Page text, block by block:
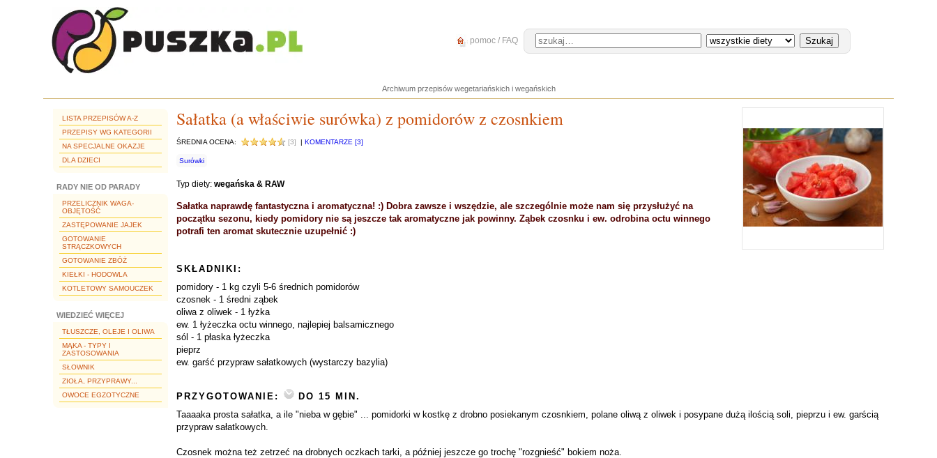
pomoc / FAQ
Archiwum przepisów wegetariańskich i wegańskich
LISTA PRZEPISÓW A-Z
PRZEPISY WG KATEGORII
NA SPECJALNE OKAZJE
DLA DZIECI
RADY NIE OD PARADY
PRZELICZNIK WAGA-
OBJĘTOŚĆ
ZASTĘPOWANIE JAJEK
GOTOWANIE
STRĄCZKOWYCH
GOTOWANIE ZBÓŻ
KIEŁKI - HODOWLA
KOTLETOWY SAMOUCZEK
WIEDZIEĆ WIĘCEJ
TŁUSZCZE, OLEJE I OLIWA
MĄKA - TYPY I
ZASTOSOWANIA
SŁOWNIK
ZIOŁA, PRZYPRAWY...
OWOCE EGZOTYCZNE
Sałatka (a właściwie surówka) z pomidorów z czosnkiem
ŚREDNIA OCENA: [3] | KOMENTARZE [3]
Surówki
Typ diety: wegańska & RAW
Sałatka naprawdę fantastyczna i aromatyczna! :) Dobra zawsze i wszędzie, ale szczególnie może nam się przysłużyć na
początku sezonu, kiedy pomidory nie są jeszcze tak aromatyczne jak powinny. Ząbek czosnku i ew. odrobina octu winnego
potrafi ten aromat skutecznie uzupełnić :)
SKŁADNIKI:
pomidory - 1 kg czyli 5-6 średnich pomidorów
czosnek - 1 średni ząbek
oliwa z oliwek - 1 łyżka
ew. 1 łyżeczka octu winnego, najlepiej balsamicznego
sól - 1 płaska łyżeczka
pieprz
ew. garść przypraw sałatkowych (wystarczy bazylia)
PRZYGOTOWANIE:
DO 15 MIN.
Taaaaka prosta sałatka, a ile "nieba w gębie" ... pomidorki w kostkę z drobno posiekanym czosnkiem, polane oliwą z oliwek i posypane dużą ilością soli, pieprzu i ew. garścią
przypraw sałatkowych.
Czosnek można też zetrzeć na drobnych oczkach tarki, a później jeszcze go trochę "rozgnieść" bokiem noża.